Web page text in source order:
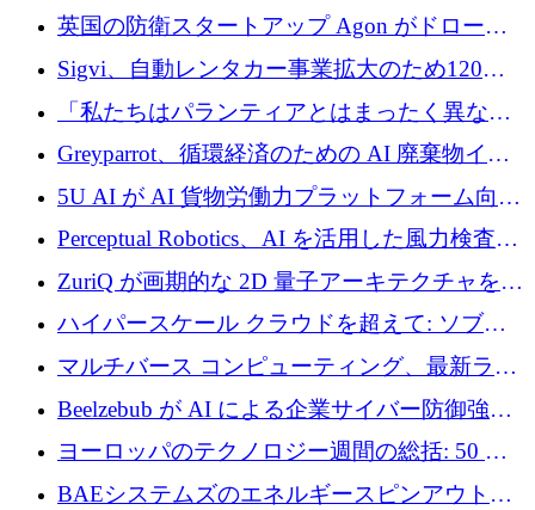
ジング プラットフォームを拡張するためにシ
リーズ B で 2,000 万ドルを確保
英国の防衛スタートアップ Agon がドローン
攻撃に対抗する仮想戦場を構築、3,000 万ドル
を調達
Sigvi、自動レンタカー事業拡大のため120万
ユーロを調達
「私たちはパランティアとはまったく異なる
会社です」とフランス人の「控えめな」後任
者は言う
Greyparrot、循環経済のための AI 廃棄物イン
テリジェンスを拡張するためにシリーズ B で
2,700 万ドルを確保
5U AI が AI 貨物労働力プラットフォーム向け
に 320 万ドルのプレシードを獲得
Perceptual Robotics、AI を活用した風力検査の
規模拡大に向けて 400 万ポンド以上を確保
ZuriQ が画期的な 2D 量子アーキテクチャを拡
張するために 2,550 万ドルを調達
ハイパースケール クラウドを超えて: ソブリ
ン コンピューティングに対する DFINITY の
ビジョン
マルチバース コンピューティング、最新ラウ
ンドで最大 5 億 7,000 万ドルを目標
Beelzebub が AI による企業サイバー防御強化
のために 300 万ユーロを調達
ヨーロッパのテクノロジー週間の総括: 50 以
上の取引に 10 億ユーロ以上を投資
BAEシステムズのエネルギースピンアウト原